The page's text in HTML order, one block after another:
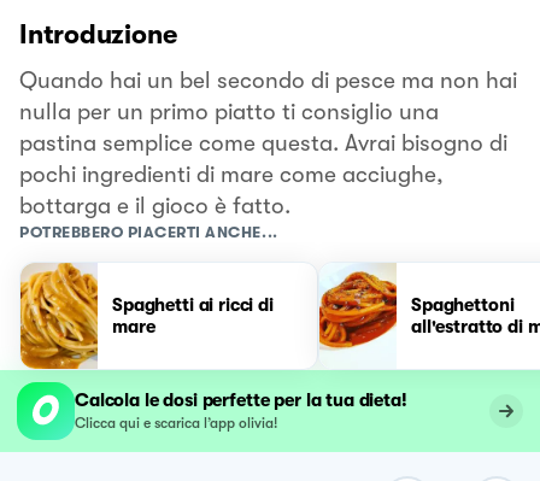
Introduzione
Quando hai un bel secondo di pesce ma non hai
nulla per un primo piatto ti consiglio una
pastina semplice come questa. Avrai bisogno di
pochi ingredienti di mare come acciughe,
bottarga e il gioco è fatto.
POTREBBERO PIACERTI ANCHE...
Spaghetti ai ricci di
mare
Spaghettoni
all'estratto di
Calcola le dosi perfette per la tua dieta!
Clicca qui e scarica l’app olivia!